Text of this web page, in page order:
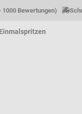
1000 Bewertungen)
Einmalspritzen